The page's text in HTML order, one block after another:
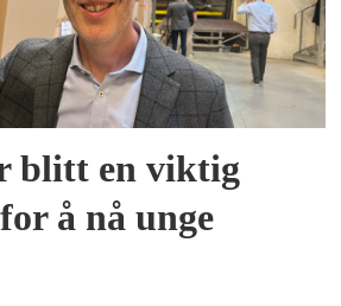
blitt en viktig
å nå unge